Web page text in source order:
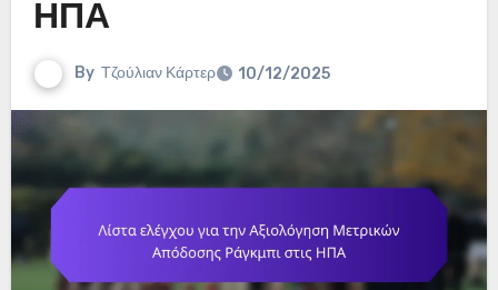
ΗΠΑ
By Τζούλιαν Κάρτερ 10/12/2025